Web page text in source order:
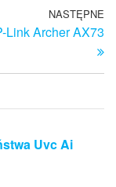
NASTĘPNE
Link Archer AX73
Uvc Ai